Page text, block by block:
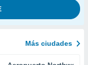
Más ciudades